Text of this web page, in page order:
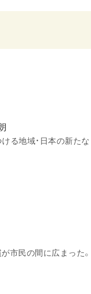
る地域・日本の新たな
市民の間に広まった。